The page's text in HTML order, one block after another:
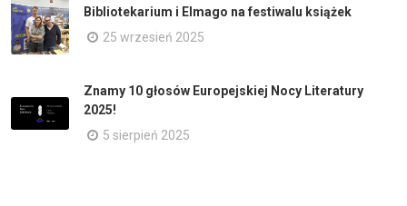
Bibliotekarium i Elmago na festiwalu książek
25 wrzesień 2025
Znamy 10 głosów Europejskiej Nocy Literatury
2025!
5 sierpień 2025